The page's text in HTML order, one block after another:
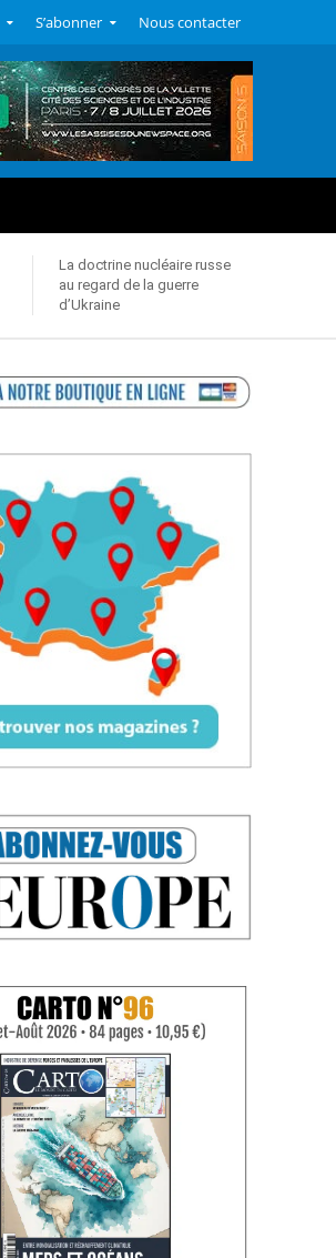
S’abonner Nous contacter
La doctrine nucléaire russe
au regard de la guerre
d’Ukraine